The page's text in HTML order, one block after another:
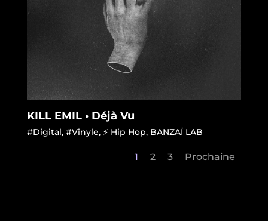
KILL EMIL • Déjà Vu
#Digital, #Vinyle, ⚡ Hip Hop, BANZAÏ LAB
1 2 3 Prochaine